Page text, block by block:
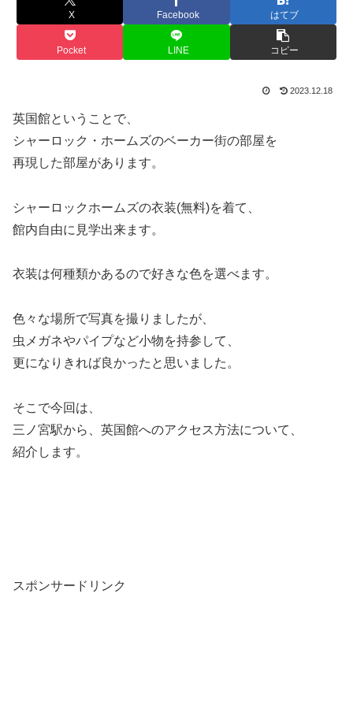
X Facebook はてブ
Pocket LINE コピー
2023.12.18
英国館ということで、
シャーロック・ホームズのベーカー街の部屋を
再現した部屋があります。
シャーロックホームズの衣装(無料)を着て、
館内自由に見学出来ます。
衣装は何種類かあるので好きな色を選べます。
色々な場所で写真を撮りましたが、
虫メガネやパイプなど小物を持参して、
更になりきれば良かったと思いました。
そこで今回は、
三ノ宮駅から、英国館へのアクセス方法について、
紹介します。
スポンサードリンク